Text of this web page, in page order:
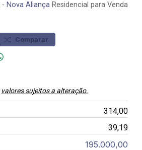
- Nova Aliança Residencial para Venda
Comparar
valores sujeitos a alteração.
314,00
39,19
195.000,00